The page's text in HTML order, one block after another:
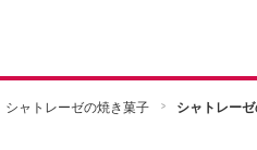
シャトレーゼの焼き菓子 シャトレー